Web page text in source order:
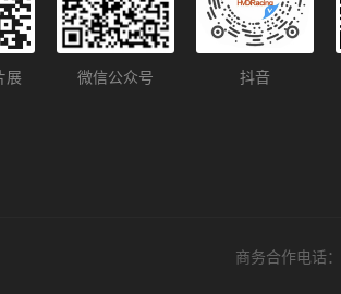
展
微信公众号 抖音
商务合作电话：